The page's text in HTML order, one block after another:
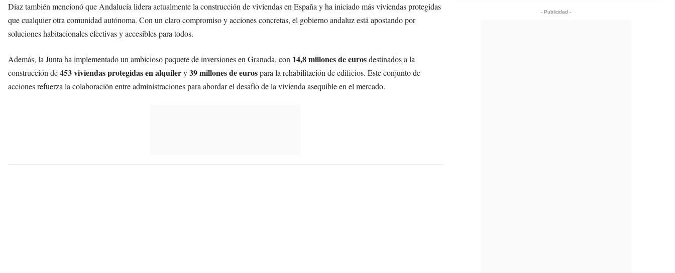
Díaz también mencionó que Andalucía lidera actualmente la construcción de viviendas en España y ha iniciado más viviendas protegidas
que cualquier otra comunidad autónoma. Con un claro compromiso y acciones concretas, el gobierno andaluz está apostando por
soluciones habitacionales efectivas y accesibles para todos.
Además, la Junta ha implementado un ambicioso paquete de inversiones en Granada, con 14,8 millones de eurosdestinados a la
construcción de453 viviendas protegidas en alquilery39 millones de eurospara la rehabilitación de edificios. Este conjunto de
acciones refuerza la colaboración entre administraciones para abordar el desafío de la vivienda asequible en el mercado.
- Publicidad -